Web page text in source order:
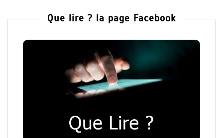
Que lire ? la page Facebook